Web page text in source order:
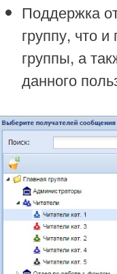
Поддержка
группу, что
группы, а
данного